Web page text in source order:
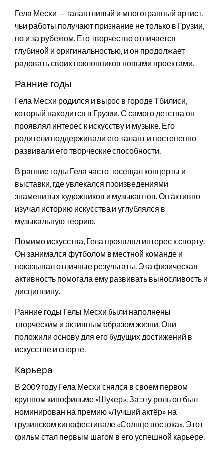
Гела Месхи — талантливый и многогранный артист,
чьи работы получают признание не только в Грузии,
но и за рубежом. Его творчество отличается
глубиной и оригинальностью, и он продолжает
радовать своих поклонников новыми проектами.
Ранние годы
Гела Месхи родился и вырос в городе Тбилиси,
который находится в Грузии. С самого детства он
проявлял интерес к искусству и музыке. Его
родители поддерживали его талант и постепенно
развивали его творческие способности.
В ранние годы Гела часто посещал концерты и
выставки, где увлекался произведениями
знаменитых художников и музыкантов. Он активно
изучал историю искусства и углублялся в
музыкальную теорию.
Помимо искусства, Гела проявлял интерес к спорту.
Он занимался футболом в местной команде и
показывал отличные результаты. Эта физическая
активность помогала ему развивать выносливость и
дисциплину.
Ранние годы Гелы Месхи были наполнены
творческим и активным образом жизни. Они
положили основу для его будущих достижений в
искусстве и спорте.
Карьера
В 2009 году Гела Месхи снялся в своем первом
крупном кинофильме «Шухер». За эту роль он был
номинирован на премию «Лучший актёр» на
грузинском кинофестивале «Солнце востока». Этот
фильм стал первым шагом в его успешной карьере.